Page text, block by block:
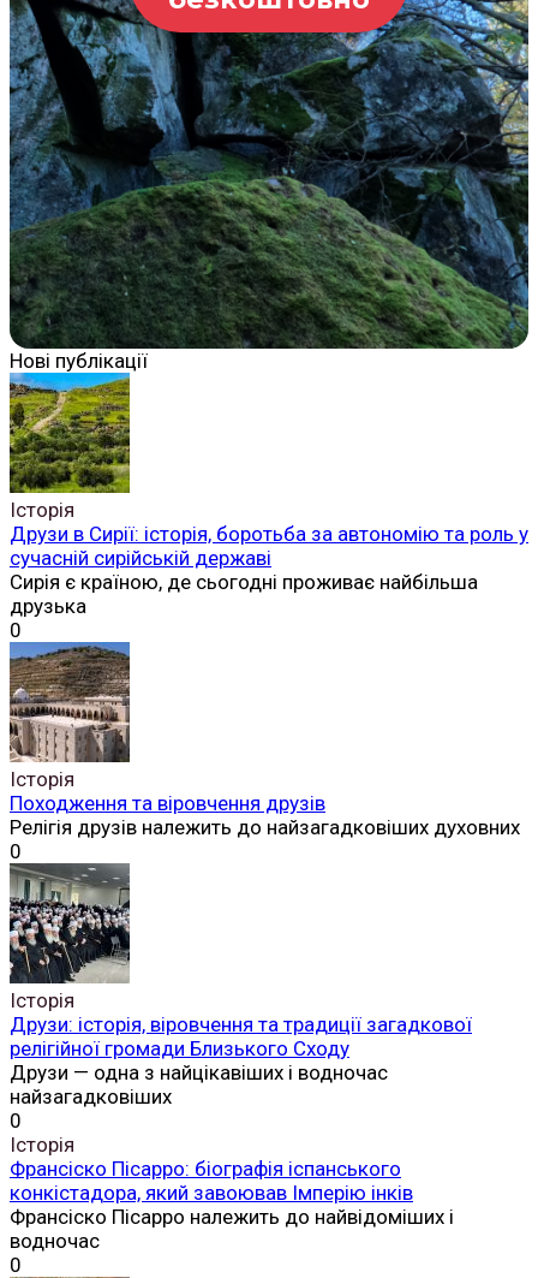
Нові публікації
Історія
Друзи в Сирії: історія, боротьба за автономію та роль у
сучасній сирійській державі
Сирія є країною, де сьогодні проживає найбільша
друзька
0
Історія
Походження та віровчення друзів
Релігія друзів належить до найзагадковіших духовних
0
Історія
Друзи: історія, віровчення та традиції загадкової
релігійної громади Близького Сходу
Друзи — одна з найцікавіших і водночас
найзагадковіших
0
Історія
Франсіско Пісарро: біографія іспанського
конкістадора, який завоював Імперію інків
Франсіско Пісарро належить до найвідоміших і
водночас
0